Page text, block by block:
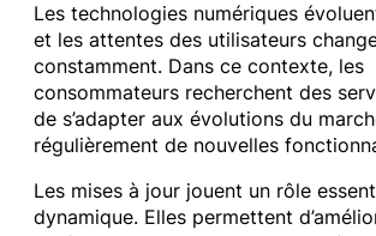
Les technologies numériques
et les attentes des utilisateurs
constamment. Dans ce contexte, les
consommateurs recherchent des
de s’adapter aux évolutions du
régulièrement de nouvelles
Les mises à jour jouent un rôle
dynamique. Elles permettent